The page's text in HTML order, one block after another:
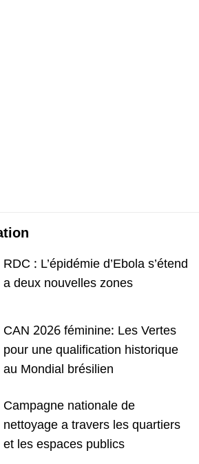
RDC : L’épidémie d’Ebola s’étend
a deux nouvelles zones
CAN 2026 féminine: Les Vertes
pour une qualification historique
au Mondial brésilien
Campagne nationale de
nettoyage a travers les quartiers
et les espaces publics